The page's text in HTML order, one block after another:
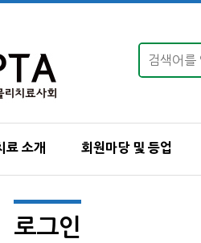
료 소개 회원마당 및 등업
로그인